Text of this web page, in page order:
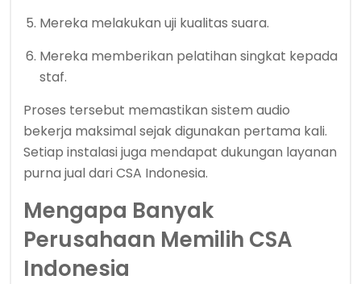
Mereka melakukan uji kualitas suara.
Mereka memberikan pelatihan singkat kepada
staf.
Proses tersebut memastikan sistem audio
bekerja maksimal sejak digunakan pertama kali.
Setiap instalasi juga mendapat dukungan layanan
purna jual dari CSA Indonesia.
Mengapa Banyak
Perusahaan Memilih CSA
Indonesia